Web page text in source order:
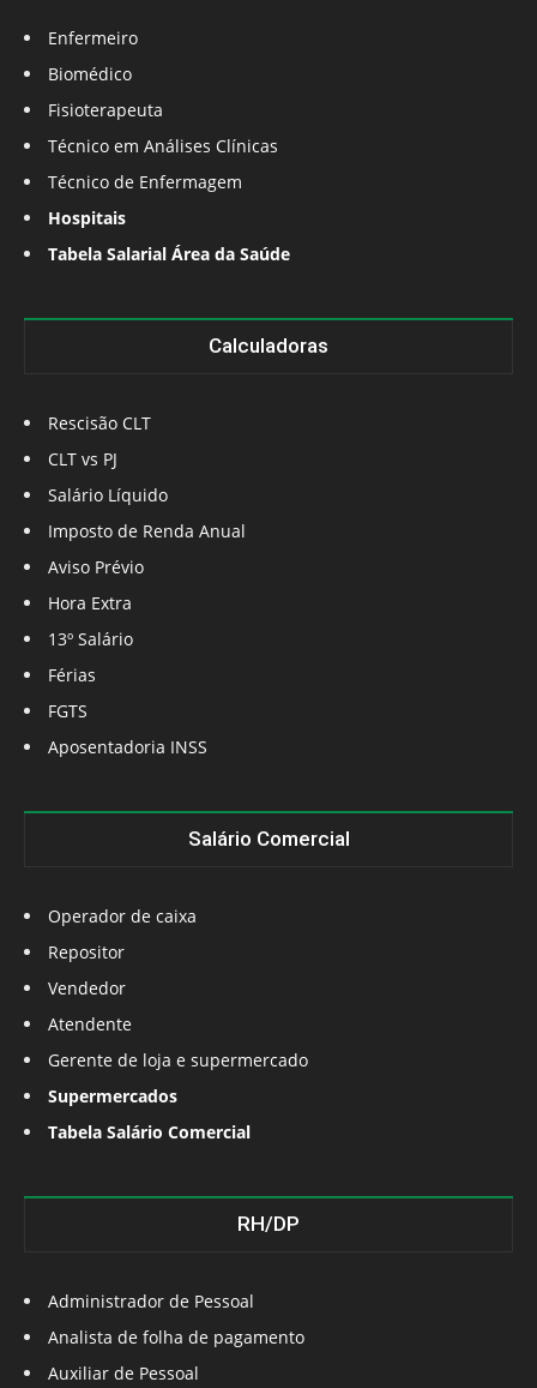
Enfermeiro
Biomédico
Fisioterapeuta
Técnico em Análises Clínicas
Técnico de Enfermagem
Hospitais
Tabela Salarial Área da Saúde
Calculadoras
Rescisão CLT
CLT vs PJ
Salário Líquido
Imposto de Renda Anual
Aviso Prévio
Hora Extra
13º Salário
Férias
FGTS
Aposentadoria INSS
Salário Comercial
Operador de caixa
Repositor
Vendedor
Atendente
Gerente de loja e supermercado
Supermercados
Tabela Salário Comercial
RH/DP
Administrador de Pessoal
Analista de folha de pagamento
Auxiliar de Pessoal